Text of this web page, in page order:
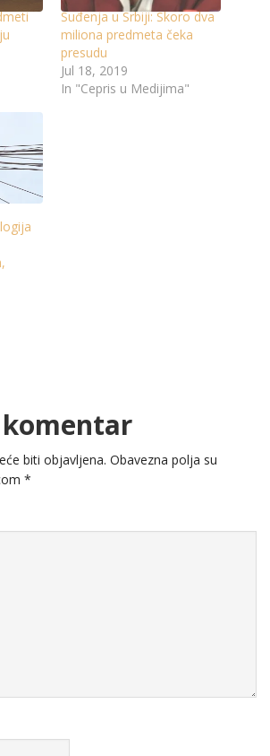
Suđenja u Srbiji: Skoro dva
miliona predmeta čeka
presudu
Jul 18, 2019
In "Cepris u Medijima"
biti objavljena. Obavezna polja su
*